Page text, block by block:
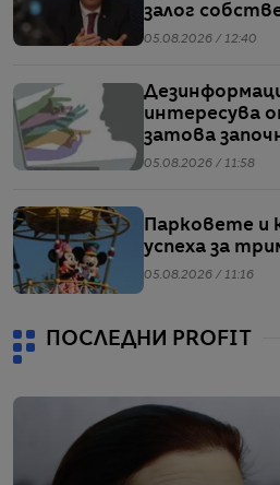
залог
05.08.2026 / 12:40
интересува
затова
нагласите
05.08.2026 / 11:58
Парковете и
успеха за
05.08.2026 / 11:16
ПОСЛЕДНИ PROFIT